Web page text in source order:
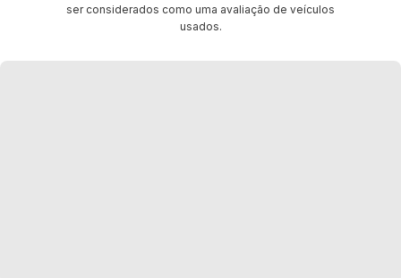
ser considerados como uma avaliação de veículos
usados.